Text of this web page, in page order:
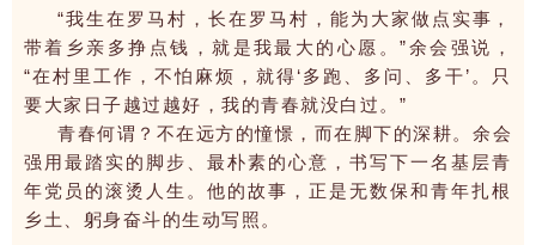
“我生在罗马村，长在罗马村，能为大家做点实事，
带着乡亲多挣点钱，就是我最大的心愿。”余会强说，
“在村里工作，不怕麻烦，就得‘多跑、多问、多干’。只
要大家日子越过越好，我的青春就没白过。”
青春何谓？不在远方的憧憬，而在脚下的深耕。余会
强用最踏实的脚步、最朴素的心意，书写下一名基层青
年党员的滚烫人生。他的故事，正是无数保和青年扎根
乡土、躬身奋斗的生动写照。